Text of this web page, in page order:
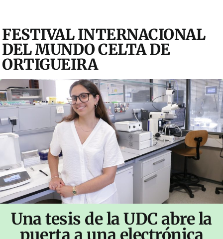
FESTIVAL INTERNACIONAL
DEL MUNDO CELTA DE
ORTIGUEIRA
Una tesis de la UDC abre la